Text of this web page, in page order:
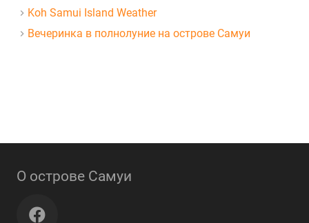
Koh Samui Island Weather
Вечеринка в полнолуние на острове Самуи
О острове Самуи